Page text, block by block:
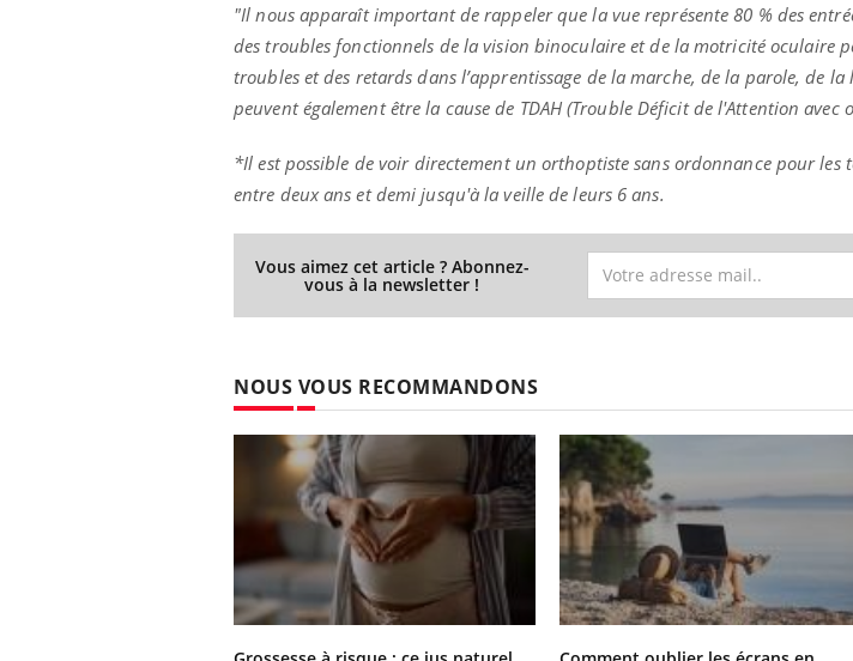
"Il nous apparaît important de rappeler que la vue représente 80 % des
des troubles fonctionnels de la vision binoculaire et de la motricité oculaire
troubles et des retards dans l’apprentissage de la marche, de la parole, de la
peuvent également être la cause de TDAH (Trouble Déficit de l'Attention avec
*Il est possible de voir directement un orthoptiste sans ordonnance pour les
entre deux ans et demi jusqu'à la veille de leurs 6 ans.
Vous aimez cet article ? Abonnez-
vous à la newsletter !
NOUS VOUS RECOMMANDONS